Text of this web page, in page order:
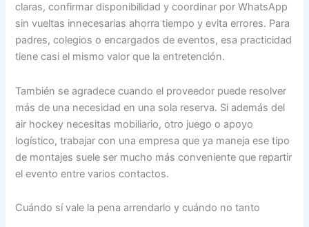
claras, confirmar disponibilidad y coordinar por WhatsApp
sin vueltas innecesarias ahorra tiempo y evita errores. Para
padres, colegios o encargados de eventos, esa practicidad
tiene casi el mismo valor que la entretención.
También se agradece cuando el proveedor puede resolver
más de una necesidad en una sola reserva. Si además del
air hockey necesitas mobiliario, otro juego o apoyo
logístico, trabajar con una empresa que ya maneja ese tipo
de montajes suele ser mucho más conveniente que repartir
el evento entre varios contactos.
Cuándo sí vale la pena arrendarlo y cuándo no tanto